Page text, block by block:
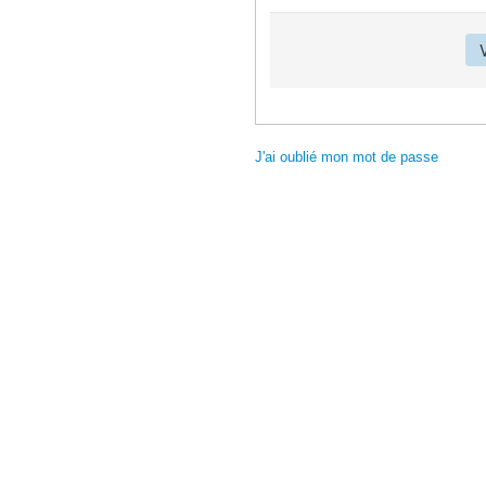
J'ai oublié mon mot de passe